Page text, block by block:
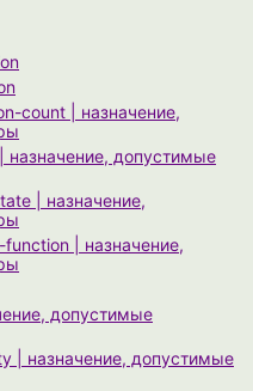
count | назначение,
назначение, допустимые
| назначение,
| назначение,
допустимые
| назначение, допустимые